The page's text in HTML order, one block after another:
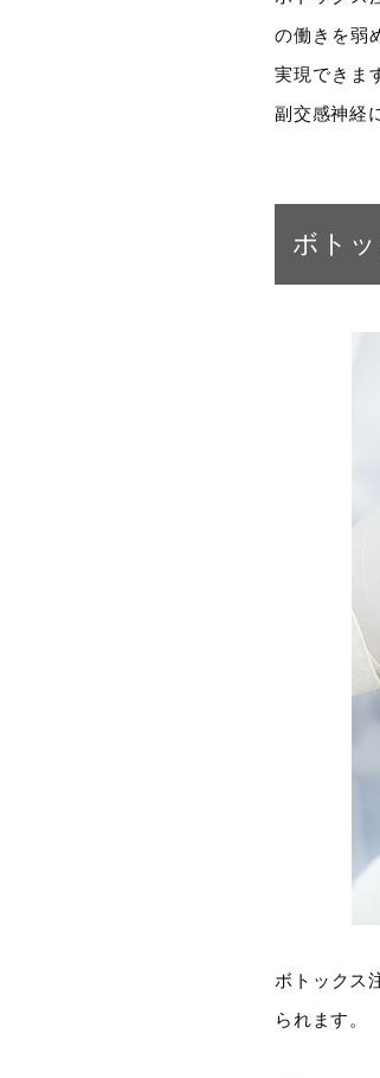
の働きを弱
実現できま
副交感神経
ボト
ボトックス
られます。